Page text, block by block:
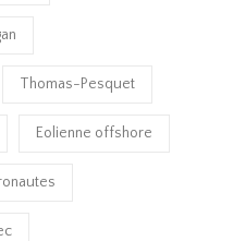
Thomas-Pesquet
Eolienne offshore